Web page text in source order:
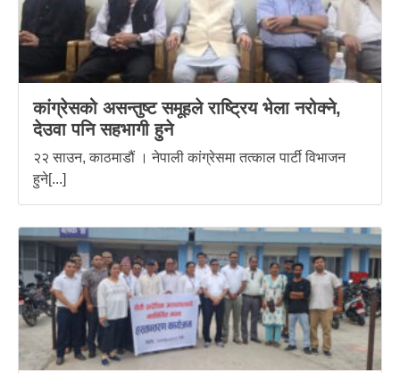
कांग्रेसको असन्तुष्ट समूहले राष्ट्रिय भेला नरोक्ने,
देउवा पनि सहभागी हुने
२२ साउन, काठमाडौं । नेपाली कांग्रेसमा तत्काल पार्टी विभाजन
हुने[...]